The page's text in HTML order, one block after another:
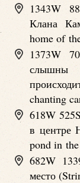
1343W
Клана
home of
1373W
слышны
chanting
618W 525S
в центре
pond in
682W
место